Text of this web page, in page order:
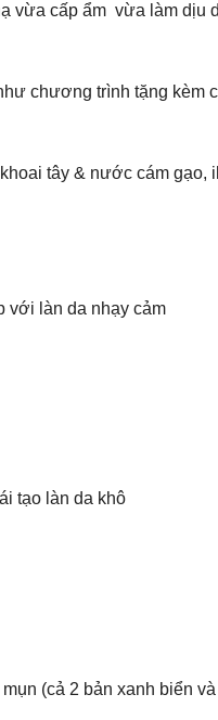
vừa cấp ẩm vừa làm
chương trình tặng kèm
tây & nước cám gạo,
với làn da nhạy cảm
tạo làn da khô
(cả 2 bản xanh biển